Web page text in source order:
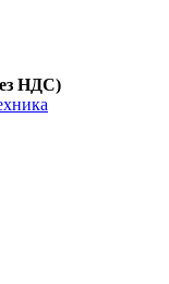
НДС)